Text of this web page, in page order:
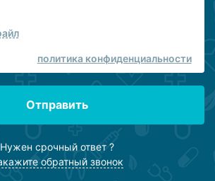
политика конфиденциальности
Отправить
Нужен срочный ответ ?
обратный звонок